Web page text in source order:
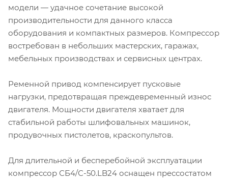
модели — удачное сочетание высокой
производительности для данного класса
оборудования и компактных размеров. Компрессор
востребован в небольших мастерских, гаражах,
мебельных производствах и сервисных центрах.
Ременной привод компенсирует пусковые
нагрузки, предотвращая преждевременный износ
двигателя. Мощности двигателя хватает для
стабильной работы шлифовальных машинок,
продувочных пистолетов, краскопультов.
Для длительной и бесперебойной эксплуатации
компрессор СБ4/С-50.LB24 оснащен прессостатом